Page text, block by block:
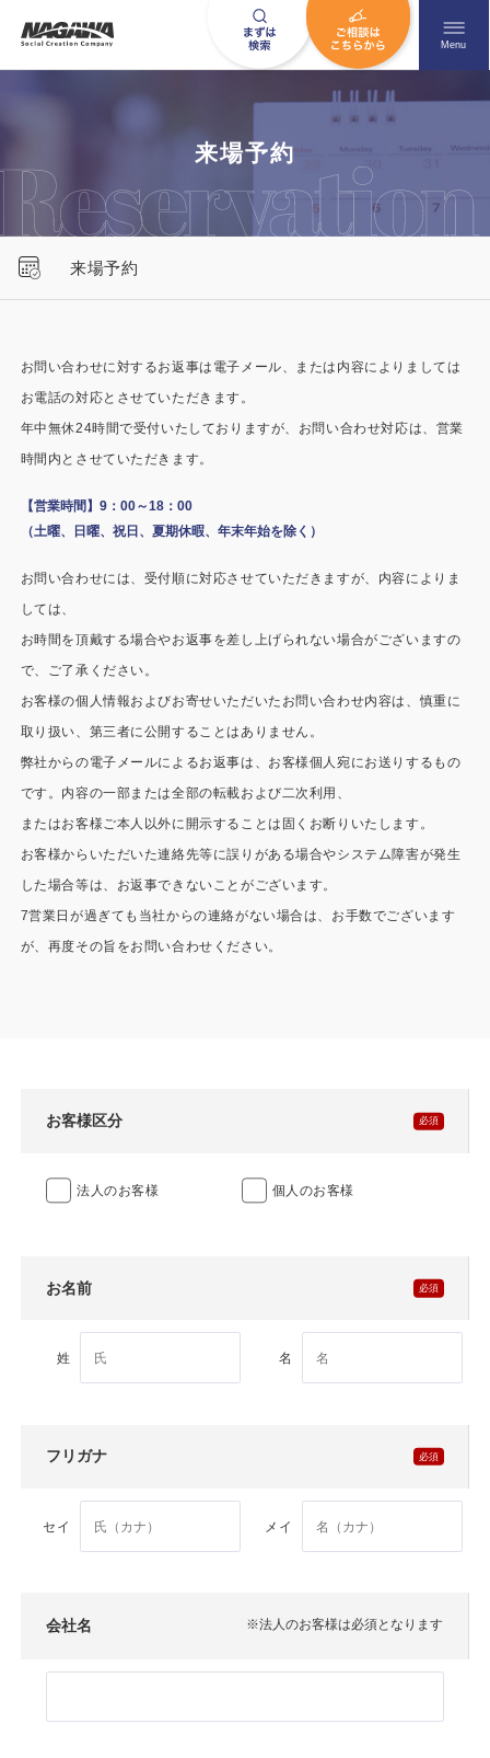
メニュ
Menu
お問い合わせはこちら
営業時間AM 9:00〜PM6:00
HOME
ニュース一覧
倉庫・工場
店舗
勉強部屋・子供部屋
休憩室・喫煙室
危険物保管庫
よくあるご質問
その他
お問い合わせ
利用規約
来場予約
来場予約
お問い合わせに対するお返事は電子メール、または内容によりましては
お電話の対応とさせていただきます。
年中無休24時間で受付いたしておりますが、お問い合わせ対応は、営業
時間内とさせていただきます。
【営業時間】9：00～18：00
（土曜、日曜、祝日、夏期休暇、年末年始を除く）
お問い合わせには、受付順に対応させていただきますが、内容によりま
しては、
お時間を頂戴する場合やお返事を差し上げられない場合がございますの
で、ご了承ください。
お客様の個人情報およびお寄せいただいたお問い合わせ内容は、慎重に
取り扱い、第三者に公開することはありません。
弊社からの電子メールによるお返事は、お客様個人宛にお送りするもの
です。内容の一部または全部の転載および二次利用、
またはお客様ご本人以外に開示することは固くお断りいたします。
お客様からいただいた連絡先等に誤りがある場合やシステム障害が発生
した場合等は、お返事できないことがございます。
7営業日が過ぎても当社からの連絡がない場合は、お手数でございます
が、再度その旨をお問い合わせください。
お客様区分
法人のお客様 個人のお客様
お名前
姓 名
フリガナ
セイ メイ
会社名 ※法人のお客様は必須となります